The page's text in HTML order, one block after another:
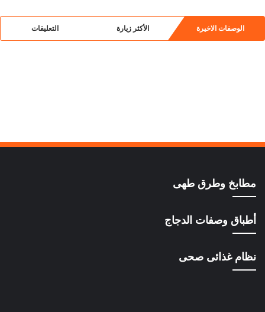
الوصفات الاخيرة الأكثر زيارة التعليقات
مطابخ وطرق طهى
أطباق وصفات الدجاج
نظام غذائى صحى